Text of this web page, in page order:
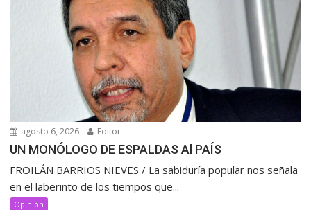
agosto 6, 2026 Editor
UN MONÓLOGO DE ESPALDAS Al PAÍS
FROILÁN BARRIOS NIEVES / La sabiduría popular nos señala
en el laberinto de los tiempos que...
Opinión